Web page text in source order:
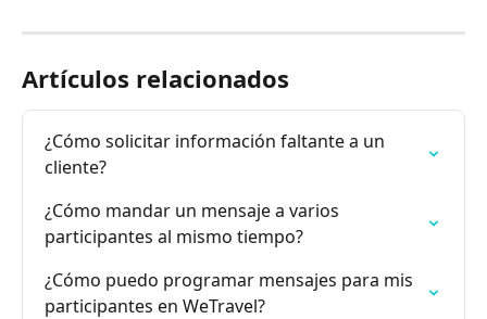
Artículos relacionados
¿Cómo solicitar información faltante a un
cliente?
¿Cómo mandar un mensaje a varios
participantes al mismo tiempo?
¿Cómo puedo programar mensajes para mis
participantes en WeTravel?